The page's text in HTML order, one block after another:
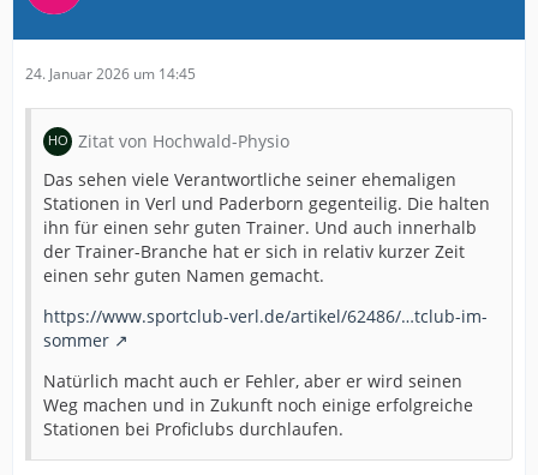
24. Januar 2026 um 14:45
Zitat von Hochwald-Physio
Das sehen viele Verantwortliche seiner ehemaligen
Stationen in Verl und Paderborn gegenteilig. Die halten
ihn für einen sehr guten Trainer. Und auch innerhalb
der Trainer-Branche hat er sich in relativ kurzer Zeit
einen sehr guten Namen gemacht.
https://www.sportclub-verl.de/artikel/62486/…tclub-im-
sommer
Natürlich macht auch er Fehler, aber er wird seinen
Weg machen und in Zukunft noch einige erfolgreiche
Stationen bei Proficlubs durchlaufen.